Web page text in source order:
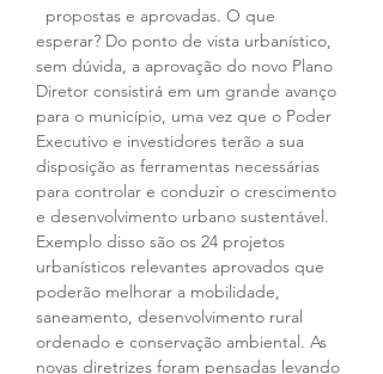
esperar? Do ponto de vista urbanístico,
sem dúvida, a aprovação do novo Plano
Diretor consistirá em um grande avanço
para o município, uma vez que o Poder
Executivo e investidores terão a sua
disposição as ferramentas necessárias
para controlar e conduzir o crescimento
e desenvolvimento urbano sustentável.
Exemplo disso são os 24 projetos
urbanísticos relevantes aprovados que
poderão melhorar a mobilidade,
saneamento, desenvolvimento rural
ordenado e conservação ambiental. As
novas diretrizes foram pensadas levando